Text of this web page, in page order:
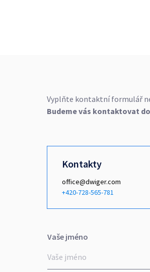
office@dwiger.com
+420-728-565-781
Kontakty
Vyplňte kontaktní formulář
Budeme vás kontaktovat
Vaše jméno